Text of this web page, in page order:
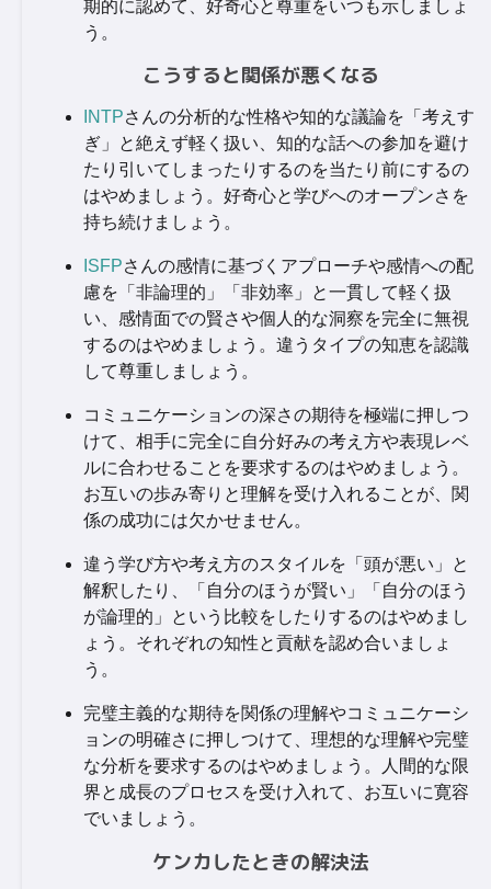
期的に認めて、好奇心と尊重をいつも示しましょ
う。
こうすると関係が悪くなる
INTPさんの分析的な性格や知的な議論を「考えす
ぎ」と絶えず軽く扱い、知的な話への参加を避け
たり引いてしまったりするのを当たり前にするの
はやめましょう。好奇心と学びへのオープンさを
持ち続けましょう。
ISFPさんの感情に基づくアプローチや感情への配
慮を「非論理的」「非効率」と一貫して軽く扱
い、感情面での賢さや個人的な洞察を完全に無視
するのはやめましょう。違うタイプの知恵を認識
して尊重しましょう。
コミュニケーションの深さの期待を極端に押しつ
けて、相手に完全に自分好みの考え方や表現レベ
ルに合わせることを要求するのはやめましょう。
お互いの歩み寄りと理解を受け入れることが、関
係の成功には欠かせません。
違う学び方や考え方のスタイルを「頭が悪い」と
解釈したり、「自分のほうが賢い」「自分のほう
が論理的」という比較をしたりするのはやめまし
ょう。それぞれの知性と貢献を認め合いましょ
う。
完璧主義的な期待を関係の理解やコミュニケーシ
ョンの明確さに押しつけて、理想的な理解や完璧
な分析を要求するのはやめましょう。人間的な限
界と成長のプロセスを受け入れて、お互いに寛容
でいましょう。
ケンカしたときの解決法